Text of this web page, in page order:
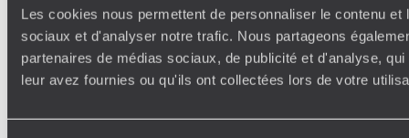
Les cookies nous permettent de personnaliser le contenu
sociaux et d'analyser notre trafic. Nous partageons
partenaires de médias sociaux, de publicité et d'analyse,
leur avez fournies ou qu'ils ont collectées lors de votre